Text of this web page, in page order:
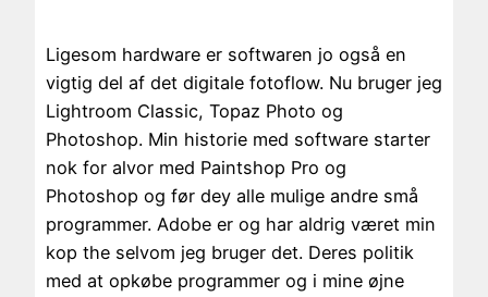
Ligesom hardware er softwaren jo også en
vigtig del af det digitale fotoflow. Nu bruger jeg
Lightroom Classic, Topaz Photo og
Photoshop. Min historie med software starter
nok for alvor med Paintshop Pro og
Photoshop og før dey alle mulige andre små
programmer. Adobe er og har aldrig været min
kop the selvom jeg bruger det. Deres politik
med at opkøbe programmer og i mine øjne